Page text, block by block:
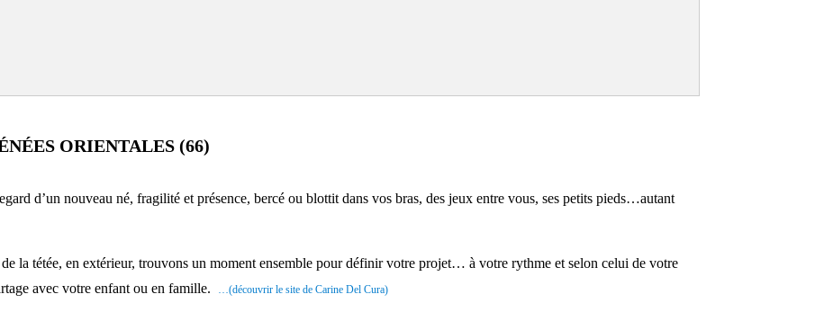
ORIENTALES (66)
d’un nouveau né, fragilité et présence, bercé ou blottit dans vos bras, des jeux entre vous, ses petits pieds…autant
la tétée, en extérieur, trouvons un moment ensemble pour définir votre projet… à votre rythme et selon celui de votre
avec votre enfant ou en famille.
…(découvrir le site de Carine Del Cura)